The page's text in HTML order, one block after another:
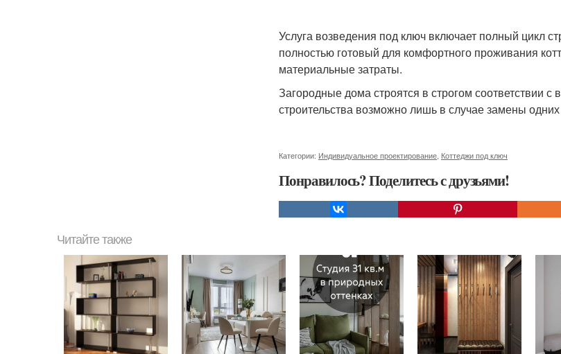
Услуга возведения под ключ включает полный цикл
полностью готовый для комфортного проживания
материальные затраты.
Загородные дома строятся в строгом соответствии
строительства возможно лишь в случае замены
Категории: Индивидуальное проектирование Коттеджи под ключ
Понравилось? Поделитесь с друзьями!
Читайте также